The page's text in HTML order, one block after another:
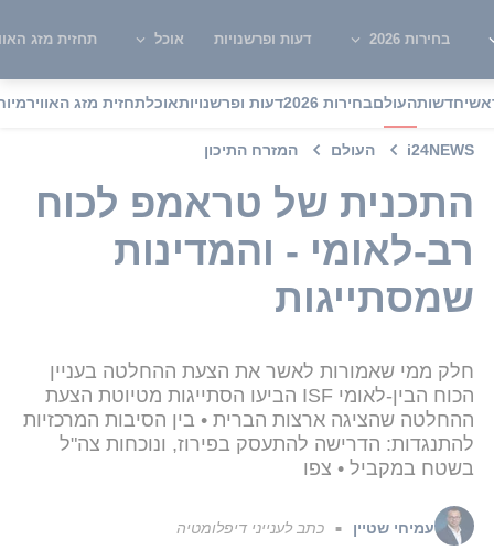
בחירות 2026 דעות ופרשנויות אוכל תחזית מזג
חדשותהעולםבחירות 2026 דעות ופרשנויותאוכלתחזית מזג האוויר
i24NEWS העולם המזרח התיכון
התכנית של טראמפ לכוח
רב-לאומי - והמדינות
שמסתייגות
חלק ממי שאמורות לאשר את הצעת ההחלטה בעניין
הכוח הבין-לאומי ISF הביעו הסתייגות מטיוטת הצעת
ההחלטה שהציגה ארצות הברית • בין הסיבות המרכזיות
להתנגדות: הדרישה להתעסק בפירוז, ונוכחות צה"ל
בשטח במקביל • צפו
עמיחי שטיין ■ כתב לענייני דיפלומטיה